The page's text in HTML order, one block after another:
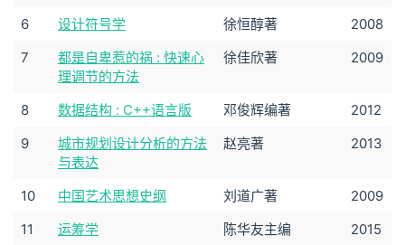
6 设计符号学 徐恒醇著
2008
7
都是自卑惹的祸 : 快速心
理调节的方法
徐佳欣著 2009
8 数据结构 : C++语言版 邓俊辉编著
2012
9
城市规划设计分析的方法
与表达
赵亮著 2013
10 中国艺术思想史纲 刘道广著
2009
11
运筹学 陈华友主编
2015